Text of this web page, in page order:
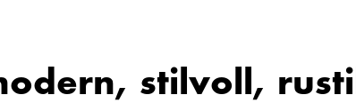
stilvoll,